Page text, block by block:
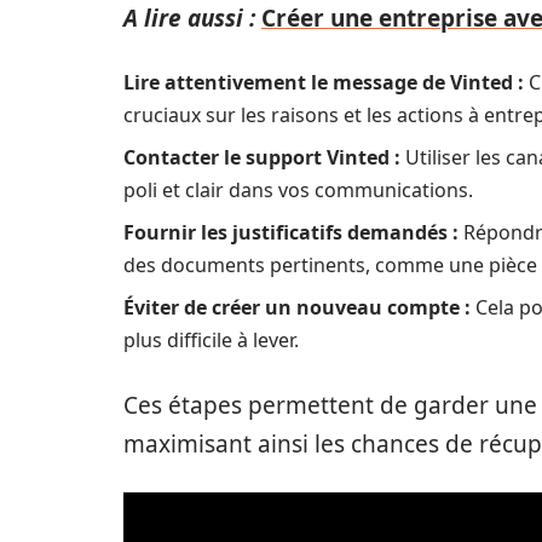
A lire aussi : Créer une entreprise
Lire attentivement le message de Vinted :
cruciaux sur les raisons et les actions à
Contacter le support Vinted : Utiliser les
poli et clair dans vos communications.
Fournir les justificatifs demandés :
des documents pertinents, comme une pièce
Éviter de créer un nouveau compte : Cela
plus difficile à lever.
Ces étapes permettent de garder
maximisant ainsi les chances de